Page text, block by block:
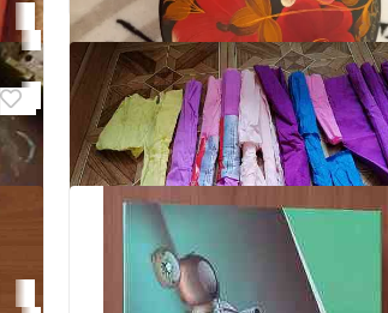
Сундук маленький для мелких
украшений
Донецк
₽ 100
2
Сундук для украшений
Донецк